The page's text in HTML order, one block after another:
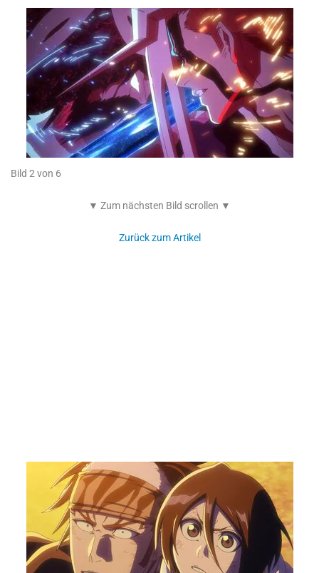
Bild 2 von 6
▼ Zum nächsten Bild scrollen ▼
Zurück zum Artikel